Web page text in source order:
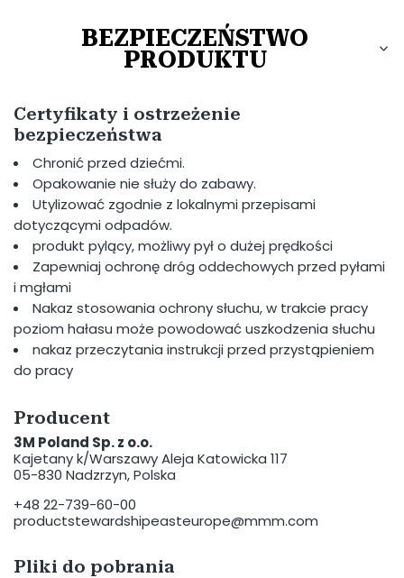
BEZPIECZEŃSTWO
PRODUKTU
Certyfikaty i ostrzeżenie
bezpieczeństwa
Chronić przed dziećmi.
Opakowanie nie służy do zabawy.
Utylizować zgodnie z lokalnymi przepisami
dotyczącymi odpadów.
produkt pylący, możliwy pył o dużej prędkości
Zapewniaj ochronę dróg oddechowych przed pyłami
i mgłami
Nakaz stosowania ochrony słuchu, w trakcie pracy
poziom hałasu może powodować uszkodzenia słuchu
nakaz przeczytania instrukcji przed przystąpieniem
do pracy
Producent
3M Poland Sp. z o.o.
Kajetany k/Warszawy Aleja Katowicka 117
05-830 Nadzrzyn, Polska
+48 22-739-60-00
productstewardshipeasteurope@mmm.com
Pliki do pobrania